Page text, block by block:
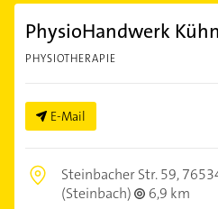
PhysioHandwerk Kühn
PHYSIOTHERAPIE
E-Mail
Steinbacher Str. 59,
(Steinbach)
6,9 km